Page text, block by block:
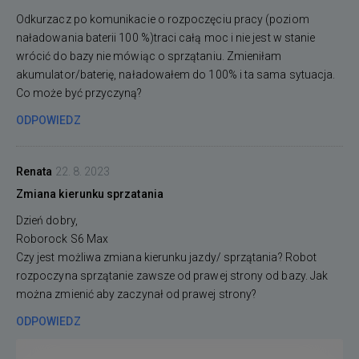
Odkurzacz po komunikacie o rozpoczęciu pracy (poziom
naładowania baterii 100 %)traci całą moc i nie jest w stanie
wrócić do bazy nie mówiąc o sprzątaniu. Zmieniłam
akumulator/baterię, naładowałem do 100% i ta sama sytuacja.
Co może być przyczyną?
ODPOWIEDZ
Renata 22. 8. 2023
Zmiana kierunku sprzatania
Dzień dobry,
Roborock S6 Max
Czy jest możliwa zmiana kierunku jazdy/ sprzątania? Robot
rozpoczyna sprzątanie zawsze od prawej strony od bazy. Jak
można zmienić aby zaczynał od prawej strony?
ODPOWIEDZ